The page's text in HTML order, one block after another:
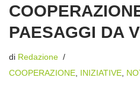
PAESAGGI DA
di Redazione
COOPERAZIONE, INIZIATIVE,